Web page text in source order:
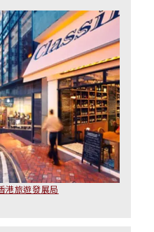
港旅遊發展局